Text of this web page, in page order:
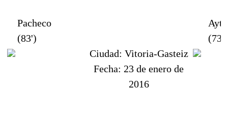
Pacheco
(83')
Ciudad: Vitoria-Gasteiz
Fecha: 23 de enero de
2016
(73')